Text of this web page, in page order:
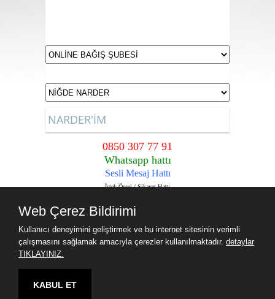
NARDER'İM
0850 307 77 91
Whatsapp hattı
Sesli Mesaj Hattı
İstek,Öneri / Şikayet Hattı
Web Çerez Bildirimi
Kullanıcı deneyimini geliştirmek ve bu internet sitesinin verimli
çalışmasını sağlamak amacıyla çerezler kullanılmaktadır. detaylar
TIKLAYINIZ.
KABUL ET